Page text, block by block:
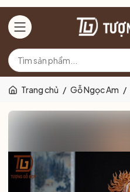
Trang chủ / Gỗ Ngọc Am /